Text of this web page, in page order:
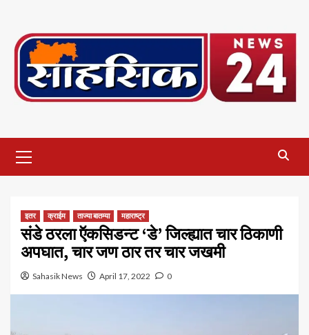
content
Menu
इतर क्राईम ताज्या बातम्या महाराष्ट्र
संडे ठरला ऍकसिडन्ट ‘डे’ जिल्ह्यात चार ठिकाणी
अपघात, चार जण ठार तर चार जखमी
Sahasik News April 17, 2022 0